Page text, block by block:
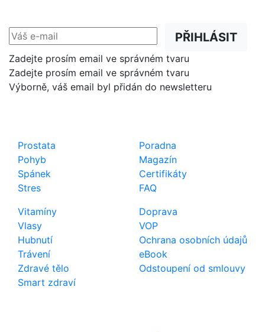
PŘIHLÁSIT
Zadejte prosím email ve správném tvaru
Zadejte prosím email ve správném tvaru
Výborně, váš email byl přidán do newsletteru
Prostata
Pohyb
Spánek
Stres
Vitamíny
Vlasy
Hubnutí
Trávení
Zdravé tělo
Smart zdraví
Poradna
Magazín
Certifikáty
FAQ
Doprava
VOP
Ochrana osobních údajů
eBook
Odstoupení od smlouvy